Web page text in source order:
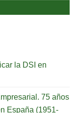
la DSI en
75 años
España (1951-